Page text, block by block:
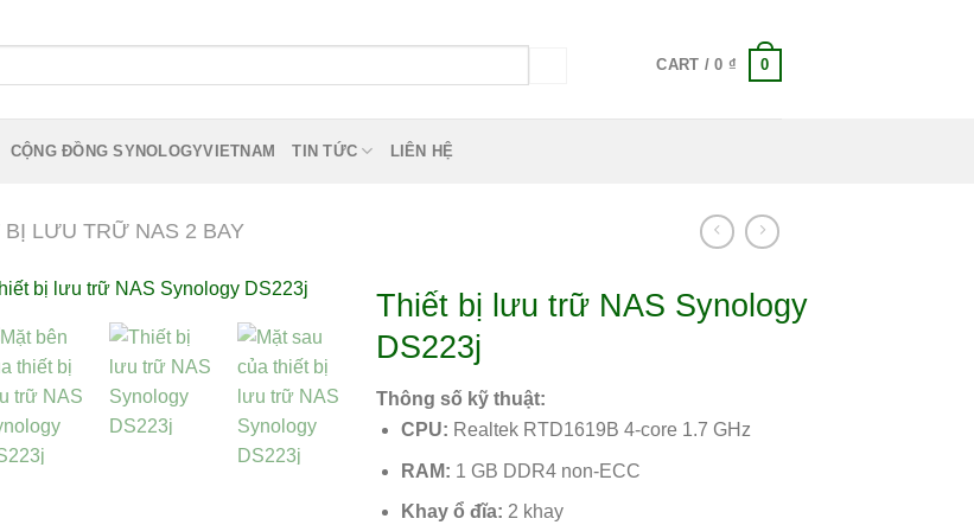
CART /0 ₫ 0
CỘNG ĐỒNG SYNOLOGYVIETNAM TIN TỨC LIÊN HỆ
BỊ LƯU TRỮ NAS 2 BAY
Thiết bị lưu trữ NAS Synology
DS223j
Thông số kỹ thuật:
CPU: Realtek RTD1619B 4-core 1.7 GHz
RAM: 1 GB DDR4 non-ECC
Khay ổ đĩa: 2 khay